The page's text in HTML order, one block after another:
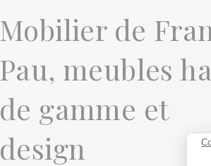
Mobilier de
Pau, meubles
de gamme et
design